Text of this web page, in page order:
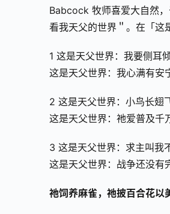
Babcock 牧师喜爱大自然
看我天父的世界＂。在「这
1 这是天父世界：我要侧耳
这是天父世界：我心满有安
2 这是天父世界：小鸟长翅
这是天父世界：祂爱普及千
3 这是天父世界：求主叫我
这是天父世界：战争还没有
祂饲养麻雀，祂披百合花以